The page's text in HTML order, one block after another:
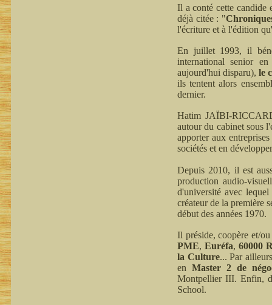
Il a conté cette candide
déjà citée : "
l'écriture et à l'édition
En juillet 1993, il
international senior
aujourd'hui disparu), le
ils tentent alors
dernier.
Hatim JAÏBI-
autour du cabinet sous
apporter aux
sociétés et en
Depuis 2010, il est
production audio-
d'université avec
créateur de la première
début des années 1970.
Il préside, coopère et/
PME,Euréfa,60000
la Culture... Par
en Master 2 de
Montpellier III. Enfin,
School.